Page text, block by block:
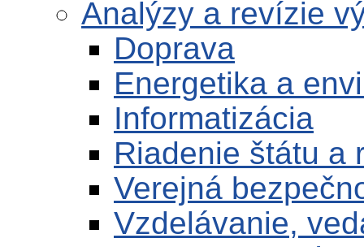
Analýzy a revízie
Doprava
Energetika a
Informatizácia
Riadenie štátu a
Verejná
Vzdelávanie,